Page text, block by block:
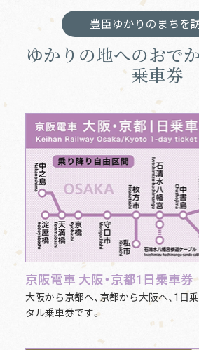
豊臣ゆかりのまちを
ゆかりの地へのおで
乗車券
京阪電車 大阪・京都1日乗車券
大阪から京都へ、京都から大阪へ、1日
タル乗車券です。